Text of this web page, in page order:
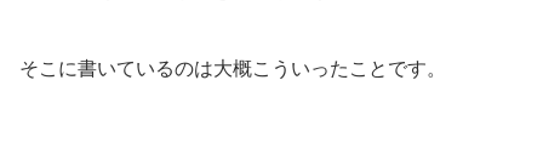
そこに書いているのは大概こういったことです。